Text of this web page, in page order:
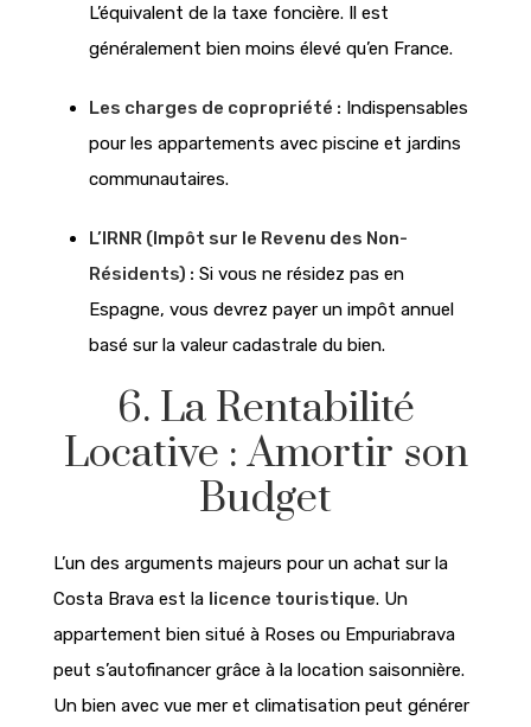
L’équivalent de la taxe foncière. Il est
généralement bien moins élevé qu’en France.
Les charges de copropriété : Indispensables
pour les appartements avec piscine et jardins
communautaires.
L’IRNR (Impôt sur le Revenu des Non-
Résidents) : Si vous ne résidez pas en
Espagne, vous devrez payer un impôt annuel
basé sur la valeur cadastrale du bien.
6. La Rentabilité
Locative : Amortir son
Budget
L’un des arguments majeurs pour un achat sur la
Costa Brava est la licence touristique. Un
appartement bien situé à Roses ou Empuriabrava
peut s’autofinancer grâce à la location saisonnière.
Un bien avec vue mer et climatisation peut générer